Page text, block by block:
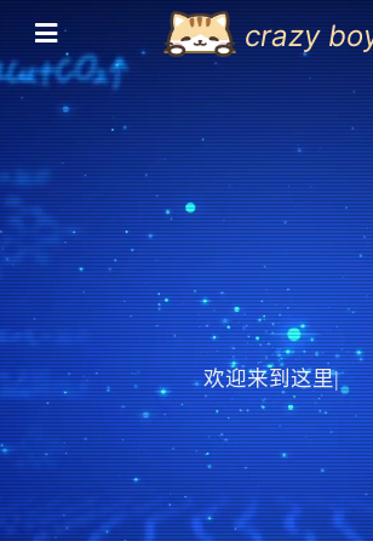
crazy
欢迎来到这里，也|